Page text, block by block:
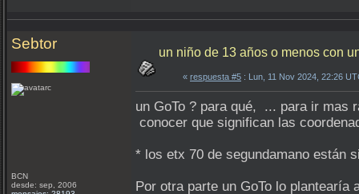
Sebtor
BCN
desde: sep, 2006
un niño de 13 años o menos con
« respuesta #5 : Lun, 11 Nov 2024, 22:26
un GoTo ? para qué, ... para ir mas
conocer que significan las
* los etx 70 de segundamano están
Por otra parte un GoTo lo